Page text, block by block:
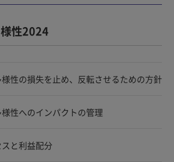
性2024
性の損失を止め、反転させるための方針
性へのインパクトの管理
と利益配分